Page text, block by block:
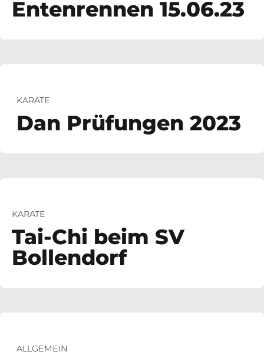
Entenrennen 15.06.23
KARATE
Dan Prüfungen 2023
KARATE
Tai-Chi beim SV
Bollendorf
ALLGEMEIN